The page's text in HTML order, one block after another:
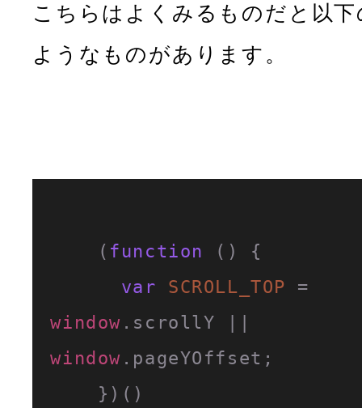
こちらはよくみるものだと以下
ようなものがあります。
    (
function ( ) {
var
SCROLL_TOP
window . scrollY
window . pageYOffset ;